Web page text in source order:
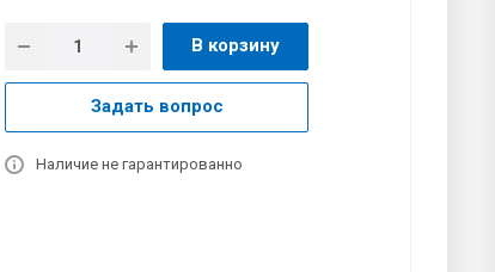
В корзину
Задать вопрос
Наличие не гарантированно